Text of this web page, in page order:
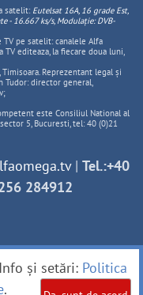
satelit: Eutelsat 16A, 16 grade Est,
- 16.667 ks/s, Modulație: DVB-
pe satelit: canalele Alfa
TV editeaza, la fiecare doua luni,
Timisoara. Reprezentant legal și
Tudor: director general,
este Consiliul National al
5, Bucuresti, tel: 40 (0)21
| Tel.:+40
284912
și setări: Politica
.